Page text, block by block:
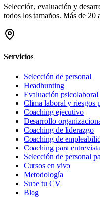
Selección, evaluación y
todos los tamaños. Más de 20
Servicios
Selección de personal
Headhunting
Evaluación psicolaboral
Clima laboral y riesgos
Coaching ejecutivo
Desarrollo
Coaching de liderazgo
Coaching de
Coaching para
Selección de personal
Cursos en vivo
Metodología
Sube tu CV
Blog